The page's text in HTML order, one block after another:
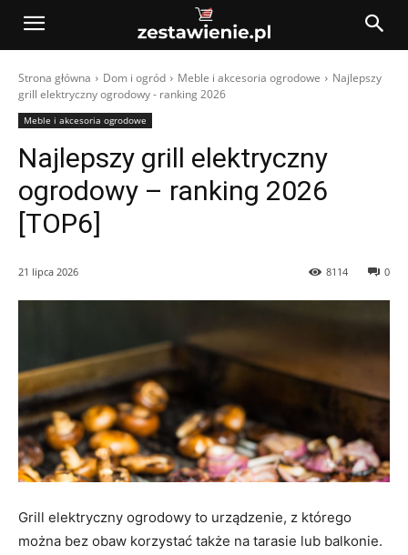
Strona główna Dom i ogród Meble i akcesoria ogrodowe
Najlepszy
grill elektryczny ogrodowy - ranking 2026
Meble i akcesoria ogrodowe
Najlepszy grill elektryczny
ogrodowy – ranking 2026
[TOP6]
21 lipca 2026 0
8114
Grill elektryczny ogrodowy to urządzenie, z którego
można bez obaw korzystać także na tarasie lub balkonie.